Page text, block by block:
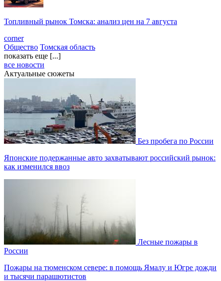
Топливный рынок Томска: анализ цен на 7 августа
corner
Общество Томская область
показать еще [...]
все новости
Актуальные сюжеты
Без пробега по России
Японские подержанные авто захватывают российский рынок:
как изменился ввоз
Лесные пожары в
России
Пожары на тюменском севере: в помощь Ямалу и Югре дожди
и тысячи парашютистов